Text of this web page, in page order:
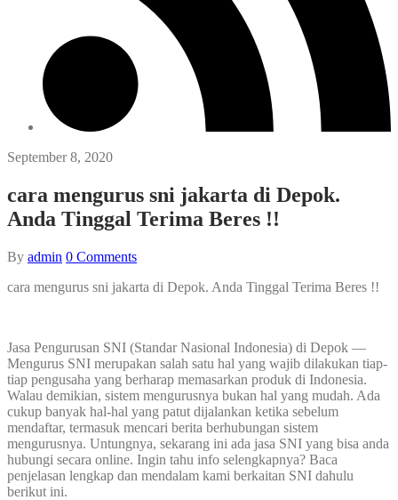
September 8, 2020
cara mengurus sni jakarta di Depok.
Anda Tinggal Terima Beres !!
By admin 0 Comments
cara mengurus sni jakarta di Depok. Anda Tinggal Terima Beres !!
Jasa Pengurusan SNI (Standar Nasional Indonesia) di Depok —
Mengurus SNI merupakan salah satu hal yang wajib dilakukan tiap-
tiap pengusaha yang berharap memasarkan produk di Indonesia.
Walau demikian, sistem mengurusnya bukan hal yang mudah. Ada
cukup banyak hal-hal yang patut dijalankan ketika sebelum
mendaftar, termasuk mencari berita berhubungan sistem
mengurusnya. Untungnya, sekarang ini ada jasa SNI yang bisa anda
hubungi secara online. Ingin tahu info selengkapnya? Baca
penjelasan lengkap dan mendalam kami berkaitan SNI dahulu
berikut ini.